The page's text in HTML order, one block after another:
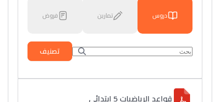
دروس تمارين فروض
تصنيف
قواعد الرياضيات 5 ابتدائي